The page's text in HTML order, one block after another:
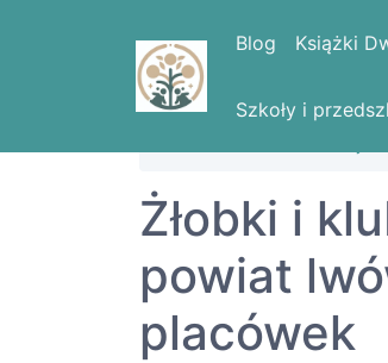
Blog Książki
Szkoły i
Żłobki i
powiat
placówek